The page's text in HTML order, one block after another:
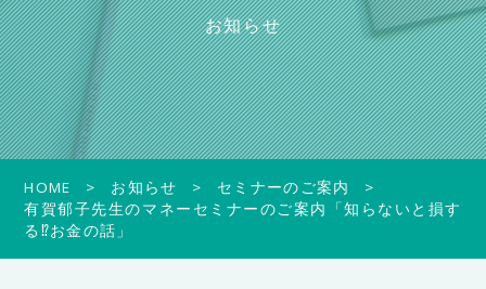
お知らせ
HOME お知らせ
セミナーのご案内
有賀郁子先生のマネーセミナーのご案内「知らないと損す
る⁉お金の話」